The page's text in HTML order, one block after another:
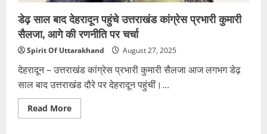
डेढ़ साल बाद देहरादून पहुंचे उत्तराखंड कांग्रेस प्रभारी कुमारी
सैलजा, आगे की रणनीति पर चर्चा
Spirit Of Uttarakhand August 27, 2025
देहरादून – उत्तराखंड कांग्रेस प्रभारी कुमारी सैलजा आज लगभग डेढ़
साल बाद उत्तराखंड दौरे पर देहरादून पहुंचीं।...
Read MoreRead
more